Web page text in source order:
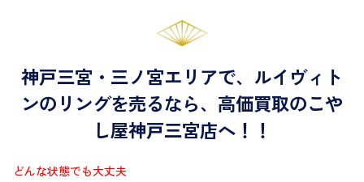
神戸三宮・三ノ宮エリアで、ルイヴィト
ンのリングを売るなら、高価買取のこや
し屋神戸三宮店へ！！
どんな状態でも大丈夫